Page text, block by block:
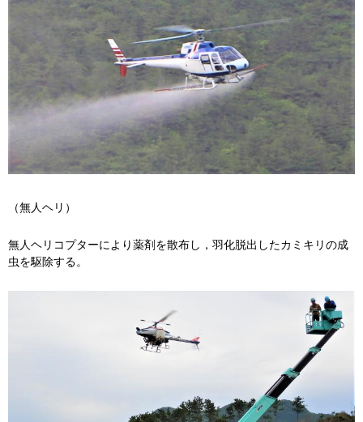
（無人ヘリ）
無人ヘリコプターにより薬剤を散布し，羽化脱出したカミキリの成
虫を駆除する。